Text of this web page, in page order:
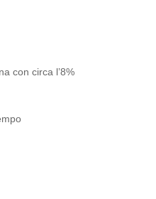
con circa l’8%